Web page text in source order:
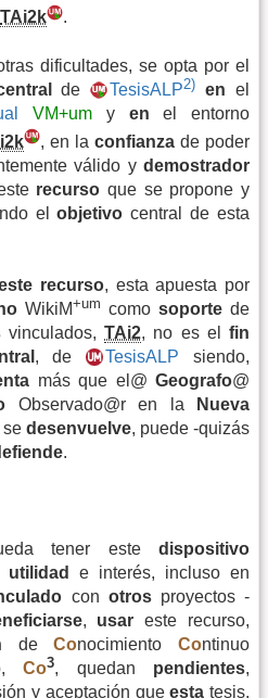
TAi2k .
dificultades, se opta por el
de TesisALP2) en el
VM+um y en el entorno
, en la confianza de poder
válido ydemostrador
recurso que se propone y
elobjetivo central de esta
recurso, esta apuesta por
WikiM+um como soporte de
vinculados, TAi2, no es el fin
, de TesisALP siendo,
más que el@ Geografo@
Observado@r en la
Nueva
se desenvuelve, puede -quizás
.
tener este dispositivo
utilidad
e interés, incluso en
con otrosproyectos -
, usar este recurso,
deConocimientoContinuo
Co3, quedan pendientes,
y aceptación queesta tesis,